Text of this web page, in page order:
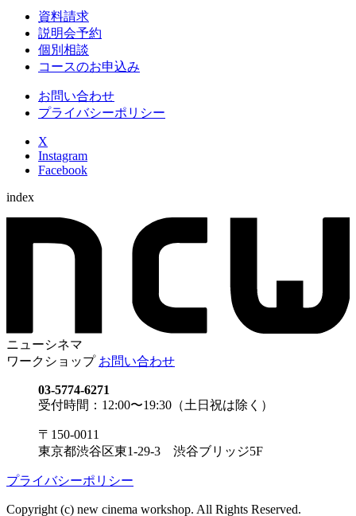
資料請求
説明会予約
個別相談
コースのお申込み
お問い合わせ
プライバシーポリシー
X
Instagram
Facebook
index
ニューシネマ
ワークショップ お問い合わせ
03-5774-6271
受付時間：12:00〜19:30（土日祝は除く）
〒150-0011
東京都渋谷区東1-29-3 渋谷ブリッジ5F
プライバシーポリシー
Copyright (c) new cinema workshop. All Rights Reserved.